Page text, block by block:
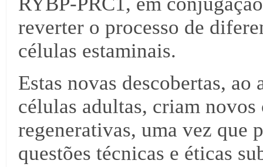
reverter o processo de
células estaminais.
Estas novas descobertas,
células adultas, criam
regenerativas, uma vez que
questões técnicas e éticas